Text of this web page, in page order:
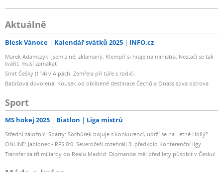
Aktuálně
Blesk Vánoce Kalendář svátků 2025 INFO.cz
Marek Adamczyk: Jsem z něj zklamaný. Klempíř si hraje na ministra. Nestačí se tak
tvářit, musí zamakat
Smrt Češky (†14) v Alpách: Zemřela při túře s rodiči
Babišova dovolená: Kousek od oblíbené destinace Čechů a Onassisova ostrova
Sport
MS hokej 2025 Biatlon Liga mistrů
Střední záložníci Sparty: Sochůrek bojuje s konkurencí, udrží se na Letné Hollý?
ONLINE: Jablonec - RFS 0:0. Severočeši rozehráli 3. předkolo Konferenční ligy
Transfer za tři miliardy do Realu Madrid: Diomande měl před lety působit v Česku!